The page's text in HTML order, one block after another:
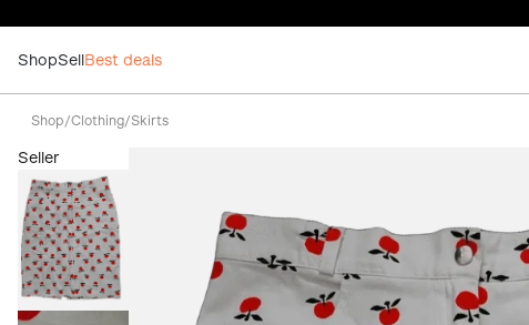
ShopSellBest deals
Shop/Clothing/Skirts
Seller